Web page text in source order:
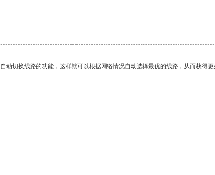
切换线路的功能，这样就可以根据网络情况自动选择最优的线路，从而获得更